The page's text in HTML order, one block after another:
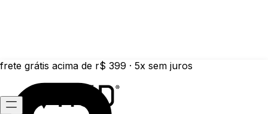
frete grátis acima de r$ 399 · 5x sem juros